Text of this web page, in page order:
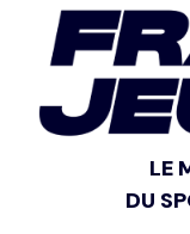
LE
DU